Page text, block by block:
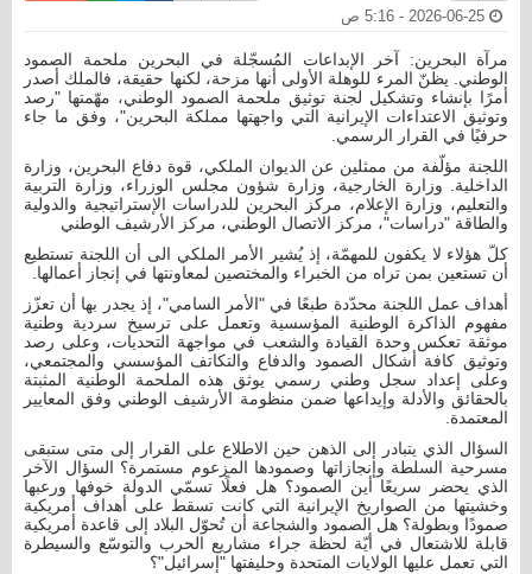
مرآة البحرين: آخر الإبداعات المُسجّلة في البحرين ملحمة الصمود
الوطني. يظنّ المرء للوهلة الأولى أنها مزحة، لكنها حقيقة، فالملك أصدر
أمرًا بإنشاء وتشكيل لجنة توثيق ملحمة الصمود الوطني، مهّمتها "رصد
وتوثيق الاعتداءات الإيرانية التي واجهتها مملكة البحرين"، وفق ما جاء
حرفيًا في القرار الرسمي.
اللجنة مؤلّفة من ممثلين عن الديوان الملكي، قوة دفاع البحرين، وزارة
الداخلية. وزارة الخارجية، وزارة شؤون مجلس الوزراء، وزارة التربية
والتعليم، وزارة الإعلام، مركز البحرين للدراسات الإستراتيجية والدولية
والطاقة "دراسات"، مركز الاتصال الوطني، مركز الأرشيف الوطني
كلّ هؤلاء لا يكفون للمهمّة، إذ يُشير الأمر الملكي الى أن اللجنة تستطيع
أن تستعين بمن تراه من الخبراء والمختصين لمعاونتها في إنجاز أعمالها.
أهداف عمل اللجنة محدّدة طبعًا في "الأمر السامي"، إذ يجدر بها أن تعزّز
مفهوم الذاكرة الوطنية المؤسسية وتعمل على ترسيخ سردية وطنية
موثقة تعكس وحدة القيادة والشعب في مواجهة التحديات، وعلى رصد
وتوثيق كافة أشكال الصمود والدفاع والتكاتف المؤسسي والمجتمعي،
وعلى إعداد سجل وطني رسمي يوثق هذه الملحمة الوطنية المثبتة
بالحقائق والأدلة وإيداعها ضمن منظومة الأرشيف الوطني وفق المعايير
المعتمدة.
السؤال الذي يتبادر إلى الذهن حين الاطلاع على القرار إلى متى ستبقى
مسرحية السلطة وإنجازاتها وصمودها المزعوم مستمرة؟ السؤال الآخر
الذي يحضر سريعًا أين الصمود؟ هل فعلًا تسمّي الدولة خوفها ورعبها
وخشيتها من الصواريخ الإيرانية التي كانت تسقط على أهداف أمريكية
صمودًا وبطولة؟ هل الصمود والشجاعة أن تُحوّل البلاد إلى قاعدة أمريكية
قابلة للاشتعال في أيّة لحظة جراء مشاريع الحرب والتوسّع والسيطرة
التي تعمل عليها الولايات المتحدة وحليفتها "إسرائيل"؟